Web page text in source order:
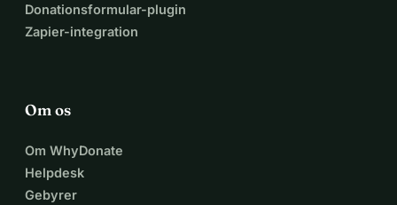
Donationsformular-plugin
Zapier-integration
Om os
Om WhyDonate
Helpdesk
Gebyrer